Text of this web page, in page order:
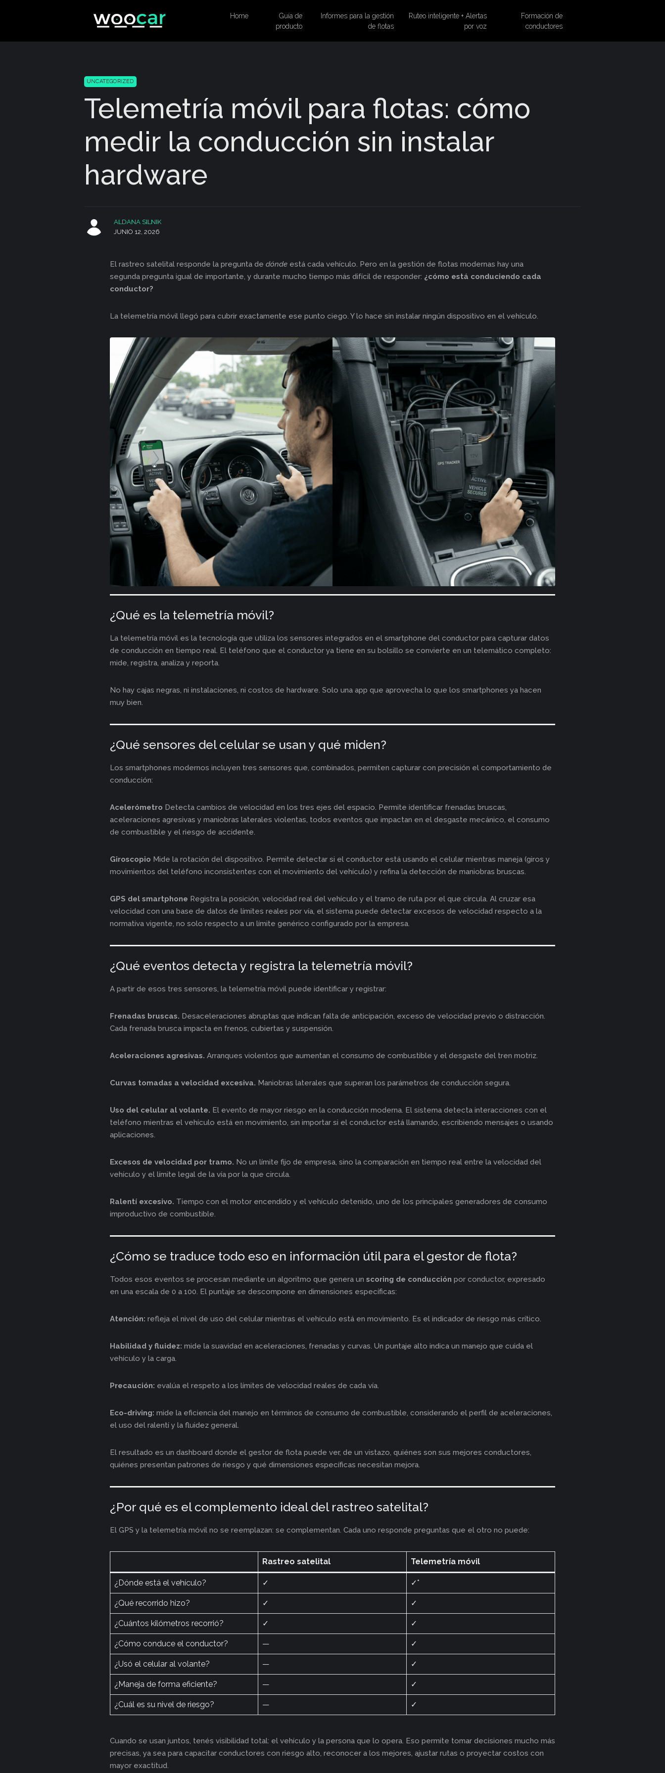
Home
Guía de
producto
Informes para la gestión
de flotas
Ruteo inteligente + Alertas
por voz
Formación de
conductores
Telemetría móvil para flotas: cómo
medir la conducción sin instalar
hardware
JUNIO 12, 2026
ALDANA SILNIK
El rastreo satelital responde la pregunta de dónde está cada vehículo. Pero en la gestión de flotas modernas hay una
segunda pregunta igual de importante, y durante mucho tiempo más difícil de responder: ¿cómo está conduciendo cada
conductor?
La telemetría móvil llegó para cubrir exactamente ese punto ciego. Y lo hace sin instalar ningún dispositivo en el vehículo.
¿Qué es la telemetría móvil?
La telemetría móvil es la tecnología que utiliza los sensores integrados en el smartphone del conductor para capturar datos
de conducción en tiempo real. El teléfono que el conductor ya tiene en su bolsillo se convierte en un telemático completo:
mide, registra, analiza y reporta.
No hay cajas negras, ni instalaciones, ni costos de hardware. Solo una app que aprovecha lo que los smartphones ya hacen
muy bien.
¿Qué sensores del celular se usan y qué miden?
Los smartphones modernos incluyen tres sensores que, combinados, permiten capturar con precisión el comportamiento de
conducción:
Acelerómetro Detecta cambios de velocidad en los tres ejes del espacio. Permite identificar frenadas bruscas,
aceleraciones agresivas y maniobras laterales violentas, todos eventos que impactan en el desgaste mecánico, el consumo
de combustible y el riesgo de accidente.
Giroscopio Mide la rotación del dispositivo. Permite detectar si el conductor está usando el celular mientras maneja (giros y
movimientos del teléfono inconsistentes con el movimiento del vehículo) y refina la detección de maniobras bruscas.
GPS del smartphone Registra la posición, velocidad real del vehículo y el tramo de ruta por el que circula. Al cruzar esa
velocidad con una base de datos de límites reales por vía, el sistema puede detectar excesos de velocidad respecto a la
normativa vigente, no solo respecto a un límite genérico configurado por la empresa.
¿Qué eventos detecta y registra la telemetría móvil?
A partir de esos tres sensores, la telemetría móvil puede identificar y registrar:
Frenadas bruscas. Desaceleraciones abruptas que indican falta de anticipación, exceso de velocidad previo o distracción.
Cada frenada brusca impacta en frenos, cubiertas y suspensión.
Aceleraciones agresivas. Arranques violentos que aumentan el consumo de combustible y el desgaste del tren motriz.
Curvas tomadas a velocidad excesiva. Maniobras laterales que superan los parámetros de conducción segura.
Uso del celular al volante. El evento de mayor riesgo en la conducción moderna. El sistema detecta interacciones con el
teléfono mientras el vehículo está en movimiento, sin importar si el conductor está llamando, escribiendo mensajes o usando
aplicaciones.
Excesos de velocidad por tramo. No un límite fijo de empresa, sino la comparación en tiempo real entre la velocidad del
vehículo y el límite legal de la vía por la que circula.
Ralentí excesivo. Tiempo con el motor encendido y el vehículo detenido, uno de los principales generadores de consumo
improductivo de combustible.
¿Cómo se traduce todo eso en información útil para el gestor de flota?
Todos esos eventos se procesan mediante un algoritmo que genera un scoring de conducción por conductor, expresado
en una escala de 0 a 100. El puntaje se descompone en dimensiones específicas:
Atención: refleja el nivel de uso del celular mientras el vehículo está en movimiento. Es el indicador de riesgo más crítico.
Habilidad y fluidez: mide la suavidad en aceleraciones, frenadas y curvas. Un puntaje alto indica un manejo que cuida el
vehículo y la carga.
Precaución: evalúa el respeto a los límites de velocidad reales de cada vía.
Eco-driving: mide la eficiencia del manejo en términos de consumo de combustible, considerando el perfil de aceleraciones,
el uso del ralentí y la fluidez general.
El resultado es un dashboard donde el gestor de flota puede ver, de un vistazo, quiénes son sus mejores conductores,
quiénes presentan patrones de riesgo y qué dimensiones específicas necesitan mejora.
¿Por qué es el complemento ideal del rastreo satelital?
El GPS y la telemetría móvil no se reemplazan: se complementan. Cada uno responde preguntas que el otro no puede:
Rastreo satelital Telemetría móvil
¿Dónde está el vehículo? ✓ ✓*
¿Qué recorrido hizo? ✓ ✓
¿Cuántos kilómetros recorrió? ✓ ✓
¿Cómo conduce el conductor? — ✓
¿Usó el celular al volante? — ✓
¿Maneja de forma eficiente? — ✓
¿Cuál es su nivel de riesgo? — ✓
Cuando se usan juntos, tenés visibilidad total: el vehículo y la persona que lo opera. Eso permite tomar decisiones mucho más
precisas, ya sea para capacitar conductores con riesgo alto, reconocer a los mejores, ajustar rutas o proyectar costos con
mayor exactitud.
UNCATEGORIZED